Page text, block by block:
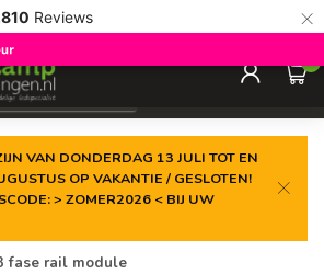
Reviews ×
laagste prijs
0
VAN DONDERDAG 13 JULI TOT EN
OP VAKANTIE / GESLOTEN!
> ZOMER2026 < BIJ UW
fase rail module